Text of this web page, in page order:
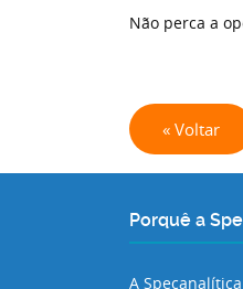
Não perca a
« Voltar
Porquê a
A